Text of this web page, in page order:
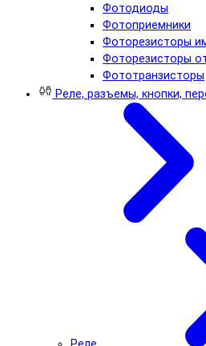
Фотодиоды
Фотоприемники
Фоторезисторы
Фоторезисторы
Фототранзисторы
Реле, разъемы, кнопки,